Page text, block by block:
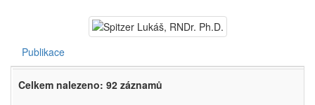
Publikace
Celkem nalezeno: 92 záznamů